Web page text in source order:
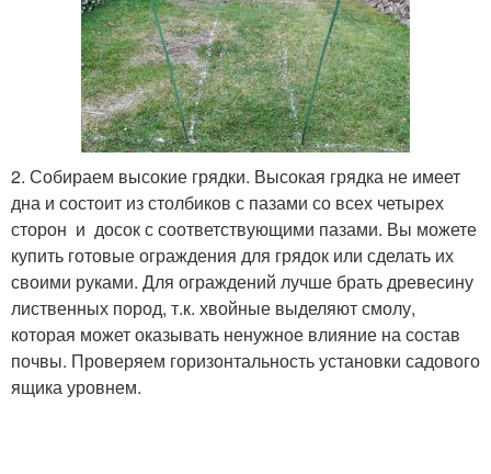
2. Собираем высокие грядки. Высокая грядка не имеет
дна и состоит из столбиков с пазами со всех четырех
сторон и досок с соответствующими пазами. Вы можете
купить готовые ограждения для грядок или сделать их
своими руками. Для ограждений лучше брать древесину
лиственных пород, т.к. хвойные выделяют смолу,
которая может оказывать ненужное влияние на состав
почвы. Проверяем горизонтальность установки садового
ящика уровнем.